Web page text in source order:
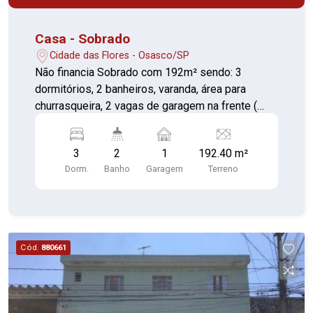
Casa - Sobrado
Cidade das Flores - Osasco/SP
Não financia Sobrado com 192m² sendo: 3
dormitórios, 2 banheiros, varanda, área para
churrasqueira, 2 vagas de garagem na frente (
Ótima localização, próximo a Mercado, Farmácia,
ponto de ônibus, feira livre e etc.
3
Dorm.
2
Banho
1
Garagem
192.40 m²
Terreno
Cód. 880661